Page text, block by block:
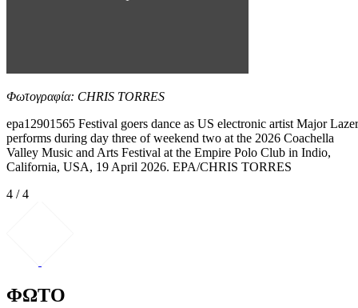
Φωτογραφία: CHRIS TORRES
epa12901565 Festival goers dance as US electronic artist Major Lazer
performs during day three of weekend two at the 2026 Coachella
Valley Music and Arts Festival at the Empire Polo Club in Indio,
California, USA, 19 April 2026. EPA/CHRIS TORRES
4 / 4
ΦΩΤΟ